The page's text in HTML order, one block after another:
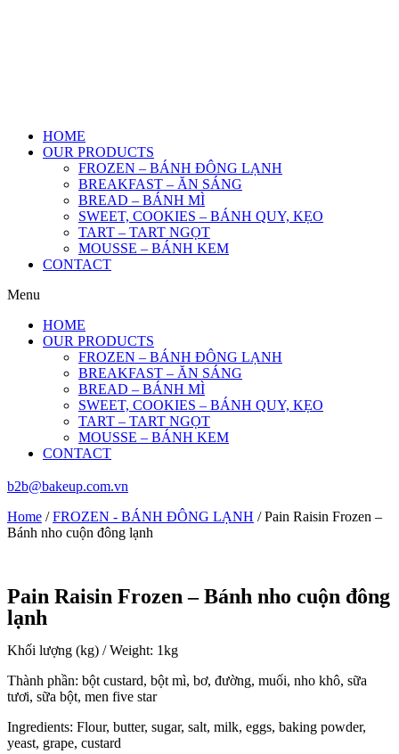
HOME
OUR PRODUCTS
FROZEN – BÁNH ĐÔNG LẠNH
BREAKFAST – ĂN SÁNG
BREAD – BÁNH MÌ
SWEET, COOKIES – BÁNH QUY, KẸO
TART – TART NGỌT
MOUSSE – BÁNH KEM
CONTACT
Menu
HOME
OUR PRODUCTS
FROZEN – BÁNH ĐÔNG LẠNH
BREAKFAST – ĂN SÁNG
BREAD – BÁNH MÌ
SWEET, COOKIES – BÁNH QUY, KẸO
TART – TART NGỌT
MOUSSE – BÁNH KEM
CONTACT
b2b@bakeup.com.vn
Home /FROZEN - BÁNH ĐÔNG LẠNH / Pain Raisin Frozen –
Bánh nho cuộn đông lạnh
Pain Raisin Frozen – Bánh nho cuộn đông
lạnh
Khối lượng (kg) / Weight: 1kg
Thành phần: bột custard, bột mì, bơ, đường, muối, nho khô, sữa
tươi, sữa bột, men five star
Ingredients: Flour, butter, sugar, salt, milk, eggs, baking powder,
yeast, grape, custard